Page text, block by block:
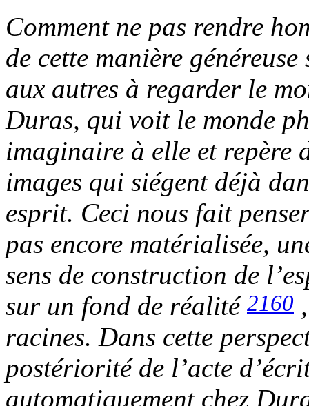
Comment ne pas rendre
de cette manière
aux autres à regarder le
Duras, qui voit le monde
imaginaire à elle et repère
images qui siégent déjà
esprit. Ceci nous fait
pas encore matérialisée,
sens de construction de
sur un fond de réalité 2160
racines. Dans cette
postériorité de l’acte
automatiquement chez